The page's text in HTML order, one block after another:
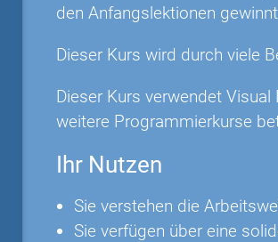
den Anfangslektionen
Dieser Kurs wird durch viele
Dieser Kurs verwendet
weitere Programmierkurse
Ihr Nutzen
Sie verstehen die
Sie verfügen über eine